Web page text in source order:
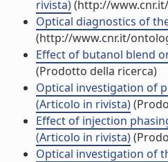
rivista)(http://
Optical diagnostics of
(http://www.cnr.it/
Effect of butanol blend
(Prodotto della ricerca)
Optical investigation of
(Articolo in rivista)
Effect of injection
(Articolo in rivista)
Optical investigation of